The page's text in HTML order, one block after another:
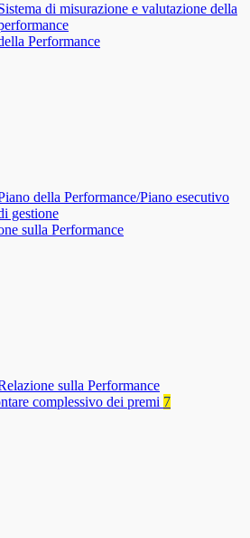
di misurazione e valutazione della
Performance
della Performance/Piano esecutivo
gestione
sulla Performance
sulla Performance
complessivo dei premi 7